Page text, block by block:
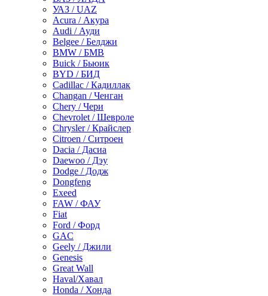
УАЗ / UAZ
Acura / Акура
Audi / Ауди
Belgee / Белджи
BMW / БМВ
Buick / Бьюик
BYD / БИД
Cadillac / Кадиллак
Changan / Ченган
Chery / Чери
Chevrolet / Шевроле
Chrysler / Крайслер
Citroen / Ситроен
Dacia / Дасиа
Daewoo / Дэу
Dodge / Додж
Dongfeng
Exeed
FAW / ФАУ
Fiat
Ford / Форд
GAC
Geely / Джили
Genesis
Great Wall
Haval/Хавал
Honda / Хонда